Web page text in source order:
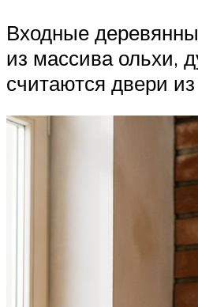
Входные
из массива ольхи,
считаются двери